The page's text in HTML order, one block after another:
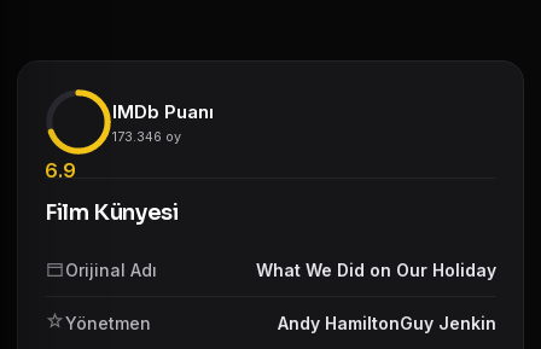
6.9
IMDb Puanı
173.346 oy
Film Künyesi
Orijinal Adı What We Did on Our Holiday
Yönetmen Andy HamiltonGuy Jenkin